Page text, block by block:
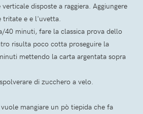
disposte a raggiera. Aggiungere
tritate e e l'uvetta.
40 minuti, fare la classica prova dello
risulta poco cotta proseguire la
mettendo la carta argentata sopra
di zucchero a velo.
mangiare un pò tiepida che fa